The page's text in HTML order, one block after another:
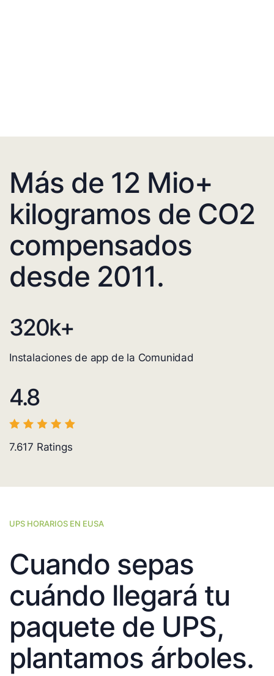
Más de 12 Mio+
kilogramos de CO2
compensados
desde 2011.
320k+
Instalaciones de app de la Comunidad
4.8
7.617 Ratings
UPS HORARIOS EN EUSA
Cuando sepas
cuándo llegará tu
paquete de UPS,
plantamos árboles.